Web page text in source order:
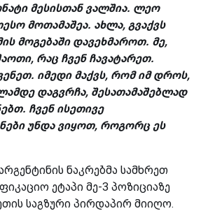
მესისთან ვალშია. ლეო
მოთამაშეა. ახლა, გვაქვს
მოგებაში დავეხმაროთ. მე,
რაც ჩვენ ჩავატარეთ.
იმედი მაქვს, რომ იმ დროს,
დაგვრჩა, შესათამაშებლად
ჩვენ ისეთივე
უნდა ვიყოთ, როგორც ეს
ნაკრებმა სამხრეთ
ეტაპი მე-3 პოზიციაზე
საგზური პირდაპირ მიიღო.